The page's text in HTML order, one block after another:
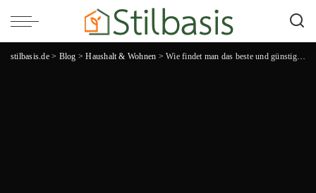
stilbasis.de> Blog >Haushalt & Wohnen >Wie findet man das beste und günstigste Umzugsunternehmen?